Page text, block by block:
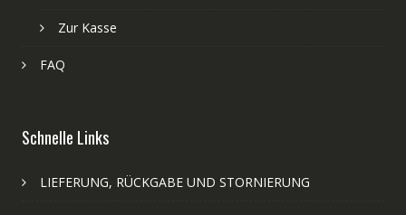
Zur Kasse
FAQ
Schnelle Links
LIEFERUNG, RÜCKGABE UND STORNIERUNG